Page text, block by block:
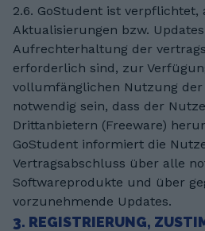
2.6. GoStudent ist
Aktualisierungen bzw.
Aufrechterhaltung der
erforderlich sind, zur
vollumfänglichen Nutzung
notwendig sein, dass der
Drittanbietern (Freeware)
GoStudent informiert die
Vertragsabschluss über alle
Softwareprodukte und über
vorzunehmende Updates.
3. REGISTRIERUNG,